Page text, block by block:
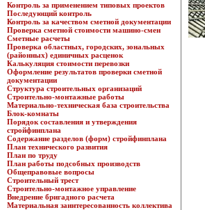
Контроль за применением типовых проектов
Последующий контроль
Контроль за качеством сметной документации
Проверка сметной стоимости машино-смен
Сметные расчеты
Проверка областных, городских, зональных
(районных) единичных расценок
Калькуляция стоимости перевозки
Оформление результатов проверки сметной
документации
Структура строительных организаций
Строительно-монтажные работы
Материально-техническая база строительства
Блок-комнаты
Порядок составления и утверждения
стройфинплана
Содержание разделов (форм) стройфинплана
План технического развития
План по труду
План работы подсобных производств
Общеправовые вопросы
Строительный трест
Строительно-монтажное управление
Внедрение бригадного расчета
Материальная заинтересованность коллектива